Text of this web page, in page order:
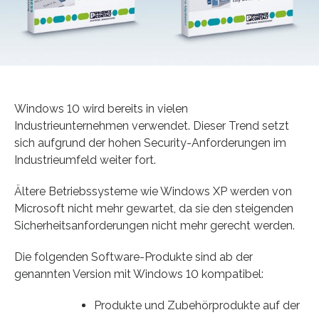
Windows 10 wird bereits in vielen
Industrieunternehmen verwendet. Dieser Trend setzt
sich aufgrund der hohen Security-Anforderungen im
Industrieumfeld weiter fort.
Ältere Betriebssysteme wie Windows XP werden von
Microsoft nicht mehr gewartet, da sie den steigenden
Sicherheitsanforderungen nicht mehr gerecht werden.
Die folgenden Software-Produkte sind ab der
genannten Version mit Windows 10 kompatibel:
Produkte und Zubehörprodukte auf der